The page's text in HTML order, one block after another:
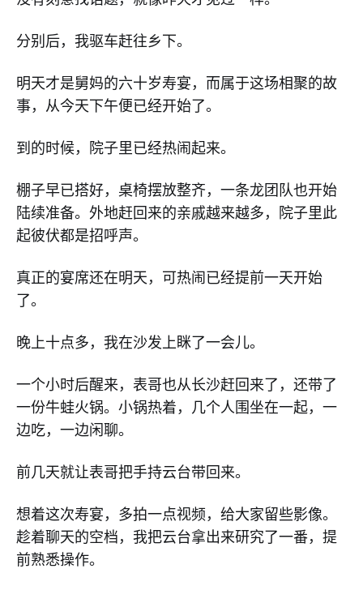
分别后，我驱车赶往乡下。
明天才是舅妈的六十岁寿宴，而属于这场相聚的故
事，从今天下午便已经开始了。
到的时候，院子里已经热闹起来。
棚子早已搭好，桌椅摆放整齐，一条龙团队也开始
陆续准备。外地赶回来的亲戚越来越多，院子里此
起彼伏都是招呼声。
真正的宴席还在明天，可热闹已经提前一天开始
了。
晚上十点多，我在沙发上眯了一会儿。
一个小时后醒来，表哥也从长沙赶回来了，还带了
一份牛蛙火锅。小锅热着，几个人围坐在一起，一
边吃，一边闲聊。
前几天就让表哥把手持云台带回来。
想着这次寿宴，多拍一点视频，给大家留些影像。
趁着聊天的空档，我把云台拿出来研究了一番，提
前熟悉操作。